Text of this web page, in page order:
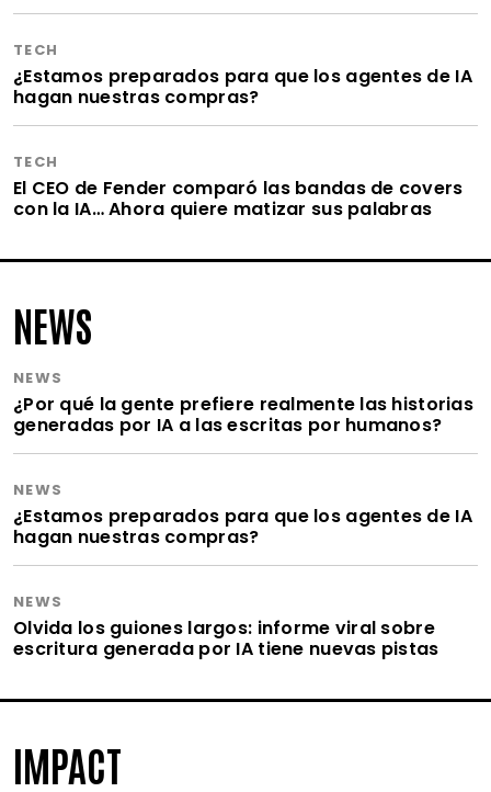
TECH
¿Estamos preparados para que los agentes de IA
hagan nuestras compras?
TECH
El CEO de Fender comparó las bandas de covers
con la IA… Ahora quiere matizar sus palabras
NEWS
NEWS
¿Por qué la gente prefiere realmente las historias
generadas por IA a las escritas por humanos?
NEWS
¿Estamos preparados para que los agentes de IA
hagan nuestras compras?
NEWS
Olvida los guiones largos: informe viral sobre
escritura generada por IA tiene nuevas pistas
IMPACT